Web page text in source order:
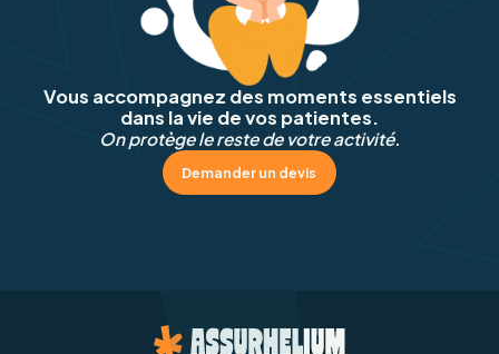
Vous accompagnez des moments essentiels
dans la vie de vos patientes.
On protège le reste de votre activité.
Demander un devis